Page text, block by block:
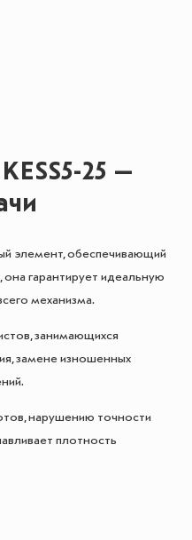
25 —
элемент, обеспечивающий
гарантирует идеальную
механизма.
занимающихся
замене изношенных
нарушению точности
плотность